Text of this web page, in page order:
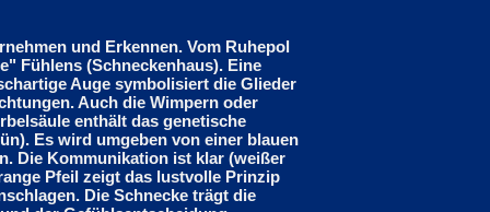
und Erkennen. Vom Ruhepol
Fühlens (Schneckenhaus). Eine
Auge symbolisiert die Glieder
Auch die Wimpern oder
enthält das genetische
Es wird umgeben von einer blauen
Die Kommunikation ist klar (weißer
Pfeil zeigt das lustvolle Prinzip
Die Schnecke trägt die